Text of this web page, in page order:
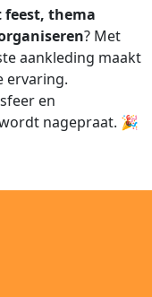
thema
? Met
aankleding maakt
ervaring.
en
nagepraat. 🎉